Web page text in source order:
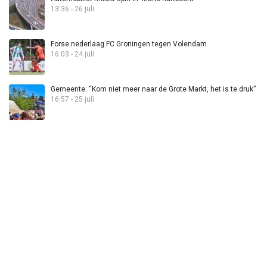
13:36 - 26 juli
Forse nederlaag FC Groningen tegen Volendam
16:03 - 24 juli
Gemeente: “Kom niet meer naar de Grote Markt, het is te druk”
16:57 - 25 juli